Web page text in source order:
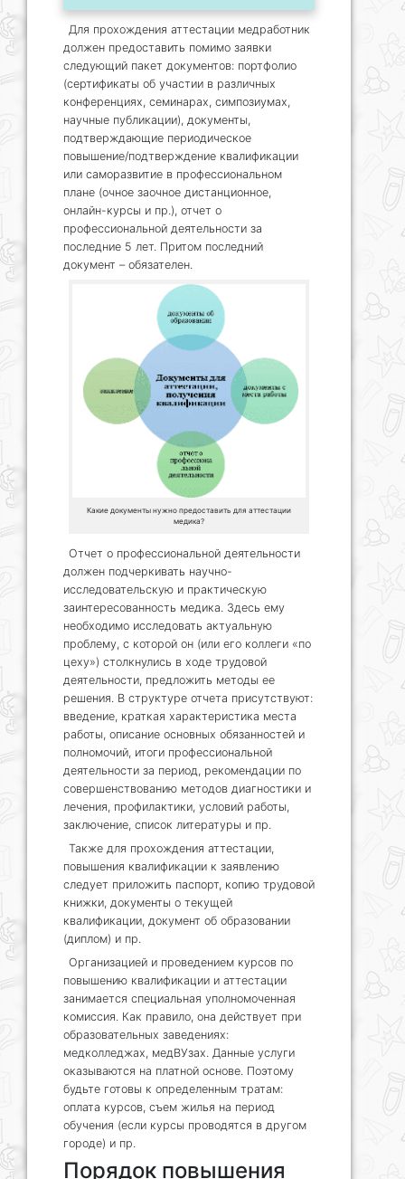
Для прохождения аттестации медработник
должен предоставить помимо заявки
следующий пакет документов: портфолио
(сертификаты об участии в различных
конференциях, семинарах, симпозиумах,
научные публикации), документы,
подтверждающие периодическое
повышение/подтверждение квалификации
или саморазвитие в профессиональном
плане (очное заочное дистанционное,
онлайн-курсы и пр.), отчет о
профессиональной деятельности за
последние 5 лет. Притом последний
документ – обязателен.
Какие документы нужно предоставить для аттестации
медика?
Отчет о профессиональной деятельности
должен подчеркивать научно-
исследовательскую и практическую
заинтересованность медика. Здесь ему
необходимо исследовать актуальную
проблему, с которой он (или его коллеги «по
цеху») столкнулись в ходе трудовой
деятельности, предложить методы ее
решения. В структуре отчета присутствуют:
введение, краткая характеристика места
работы, описание основных обязанностей и
полномочий, итоги профессиональной
деятельности за период, рекомендации по
совершенствованию методов диагностики и
лечения, профилактики, условий работы,
заключение, список литературы и пр.
Также для прохождения аттестации,
повышения квалификации к заявлению
следует приложить паспорт, копию трудовой
книжки, документы о текущей
квалификации, документ об образовании
(диплом) и пр.
Организацией и проведением курсов по
повышению квалификации и аттестации
занимается специальная уполномоченная
комиссия. Как правило, она действует при
образовательных заведениях:
медколледжах, медВУзах. Данные услуги
оказываются на платной основе. Поэтому
будьте готовы к определенным тратам:
оплата курсов, съем жилья на период
обучения (если курсы проводятся в другом
городе) и пр.
Порядок повышения